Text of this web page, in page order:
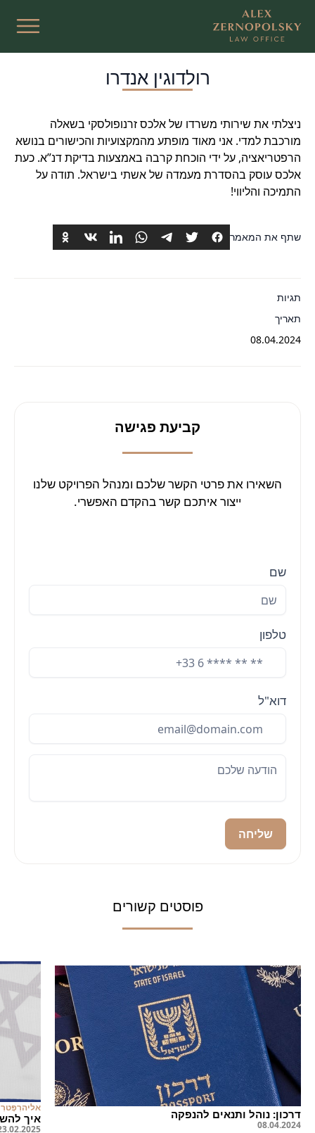
רולדוגין אנדרו
ניצלתי את שירותי משרדו של אלכס זרנופולסקי בשאלה
מורכבת למדי. אני מאוד מופתע מהמקצועיות והכישורים בנושא
הרפטריאציה, על ידי הוכחת קרבה באמצעות בדיקת דנ”א. כעת
אלכס עוסק בהסדרת מעמדה של אשתי בישראל. תודה על
התמיכה והליווי!
שתף את המאמר
תגיות
תאריך
08.04.2024
קביעת פגישה
השאירו את פרטי הקשר שלכם ומנהל הפרויקט שלנו
ייצור איתכם קשר בהקדם האפשרי.
שם
טלפון
דוא"ל
שליחה
פוסטים קשורים
דרכון: נוהל ותנאים להנפקה
08.04.2024
אליה
איך
.02.2025